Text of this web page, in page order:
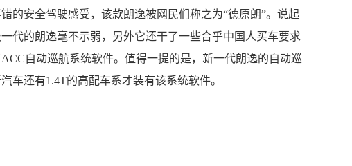
的安全驾驶感受，该款朗逸被网民们称之为“德原朗”。说起
代的朗逸毫不示弱，另外它还干了一些合乎中国人买车要求
自动巡航系统软件。值得一提的是，新一代朗逸的自动巡
车还有1.4T的高配车系才装有该系统软件。